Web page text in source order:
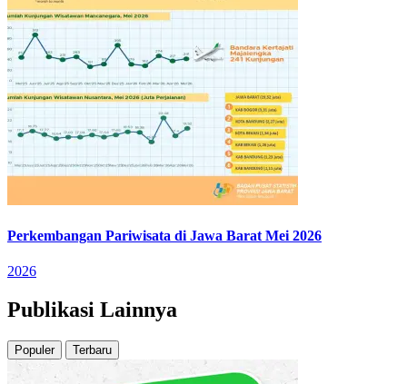
Perkembangan Pariwisata di Jawa Barat Mei 2026
2026
Publikasi Lainnya
Populer Terbaru